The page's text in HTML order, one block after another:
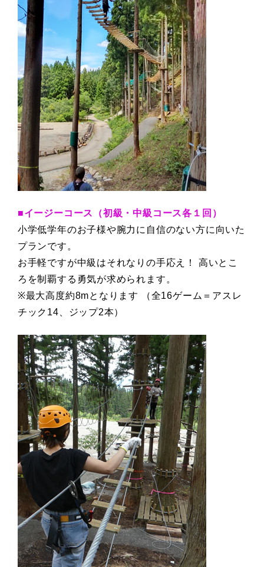
■イージーコース（初級・中級コース各１回）
小学低学年のお子様や腕力に自信のない方に向いた
プランです。
お手軽ですが中級はそれなりの手応え！ 高いとこ
ろを制覇する勇気が求められます。
※最大高度約8mとなります （全16ゲーム＝アスレ
チック14、ジップ2本）